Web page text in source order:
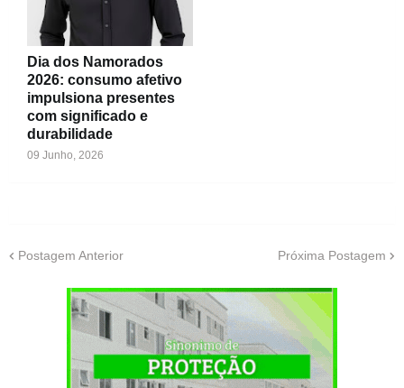
Dia dos Namorados
2026: consumo afetivo
impulsiona presentes
com significado e
durabilidade
09 Junho, 2026
Postagem Anterior Próxima Postagem